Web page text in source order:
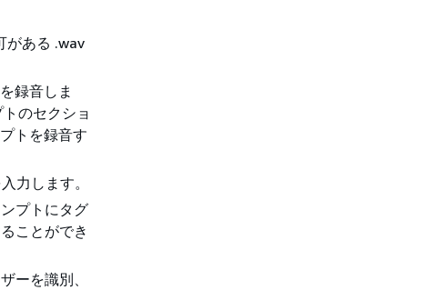
がある .wav
録音しま
のセクショ
トを録音す
力します。
プトにタグ
ことができ
ーを識別、